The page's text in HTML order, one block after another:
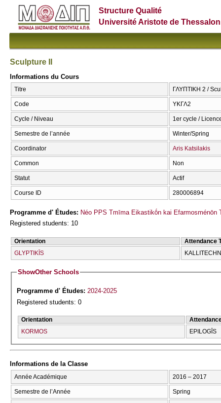
Structure Qualité
Université Aristote de
Sculpture II
Informations du Cours
Titre ΓΛΥΠΤΙΚΗ 2 /
Code ΥΚΓΛ2
Cycle / Niveau 1er cycle /
Semestre de l’année Winter/Spring
Coordinator Aris Katsilakis
Common Non
Statut Actif
Course ID 280006894
Programme d' Études: Néo PPS Tmīma Eikastikṓn kai Efarmosménōn
Registered students: 10
Orientation
Attendance
GLYPTIKĪS
ShowOther Schools
Programme d' Études:2024-2025
Registered students: 0
Orientation
KORMOS
EPILOGĪS
Informations de la Classe
Année Académique 2016 – 2017
Semestre de l’Année Spring